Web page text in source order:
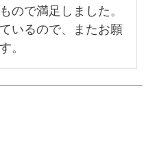
ので満足しました。
いるので、またお願
。